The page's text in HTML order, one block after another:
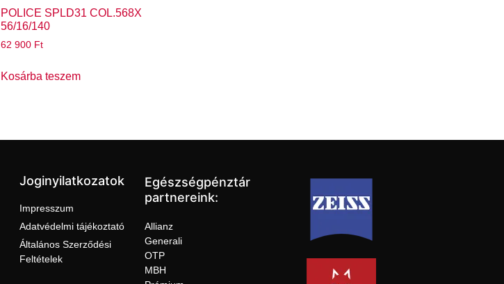
POLICE SPLD31 COL.568X
56/16/140
62 900 Ft
Kosárba teszem
Joginyilatkozatok
Impresszum
Adatvédelmi tájékoztató
Általános Szerződési
Feltételek
Egészségpénztár
partnereink:
Allianz
Generali
OTP
MBH